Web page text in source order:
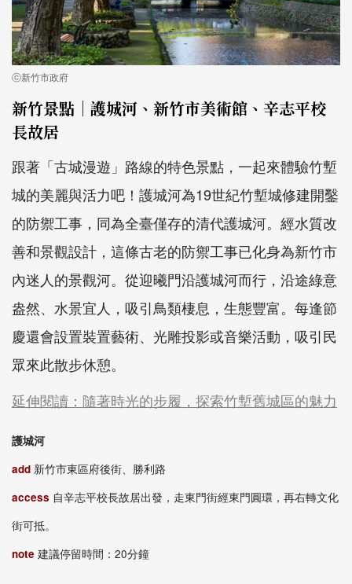
ⓒ新竹市政府
新竹景點｜護城河、新竹市美術館、辛志平校
長故居
跟著「古城漫遊」路線的特色景點，一起來體驗竹塹
城的美麗與活力吧！護城河為19世紀竹塹城修建開鑿
的防禦工事，同為全臺僅存的清代護城河。經水質改
善和景觀設計，這條古老的防禦工事已化身為新竹市
內迷人的景觀河。從迎曦門沿護城河而行，沿途綠意
盎然、水景宜人，吸引鳥類棲息，生態豐富。每逢節
慶還會設置裝置藝術、光雕投影或音樂活動，吸引民
眾來此散步休憩。
延伸閱讀：隨著時光的步履，探索竹塹舊城區的魅力
護城河
add 新竹市東區府後街、勝利路
access 自辛志平校長故居出發，走東門街經東門圓環，再右轉文化
街可抵。
note 建議停留時間：20分鐘